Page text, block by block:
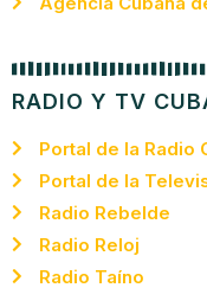
RADIO Y TV
Portal de la Radio
Portal de la
Radio Rebelde
Radio Reloj
Radio Taíno